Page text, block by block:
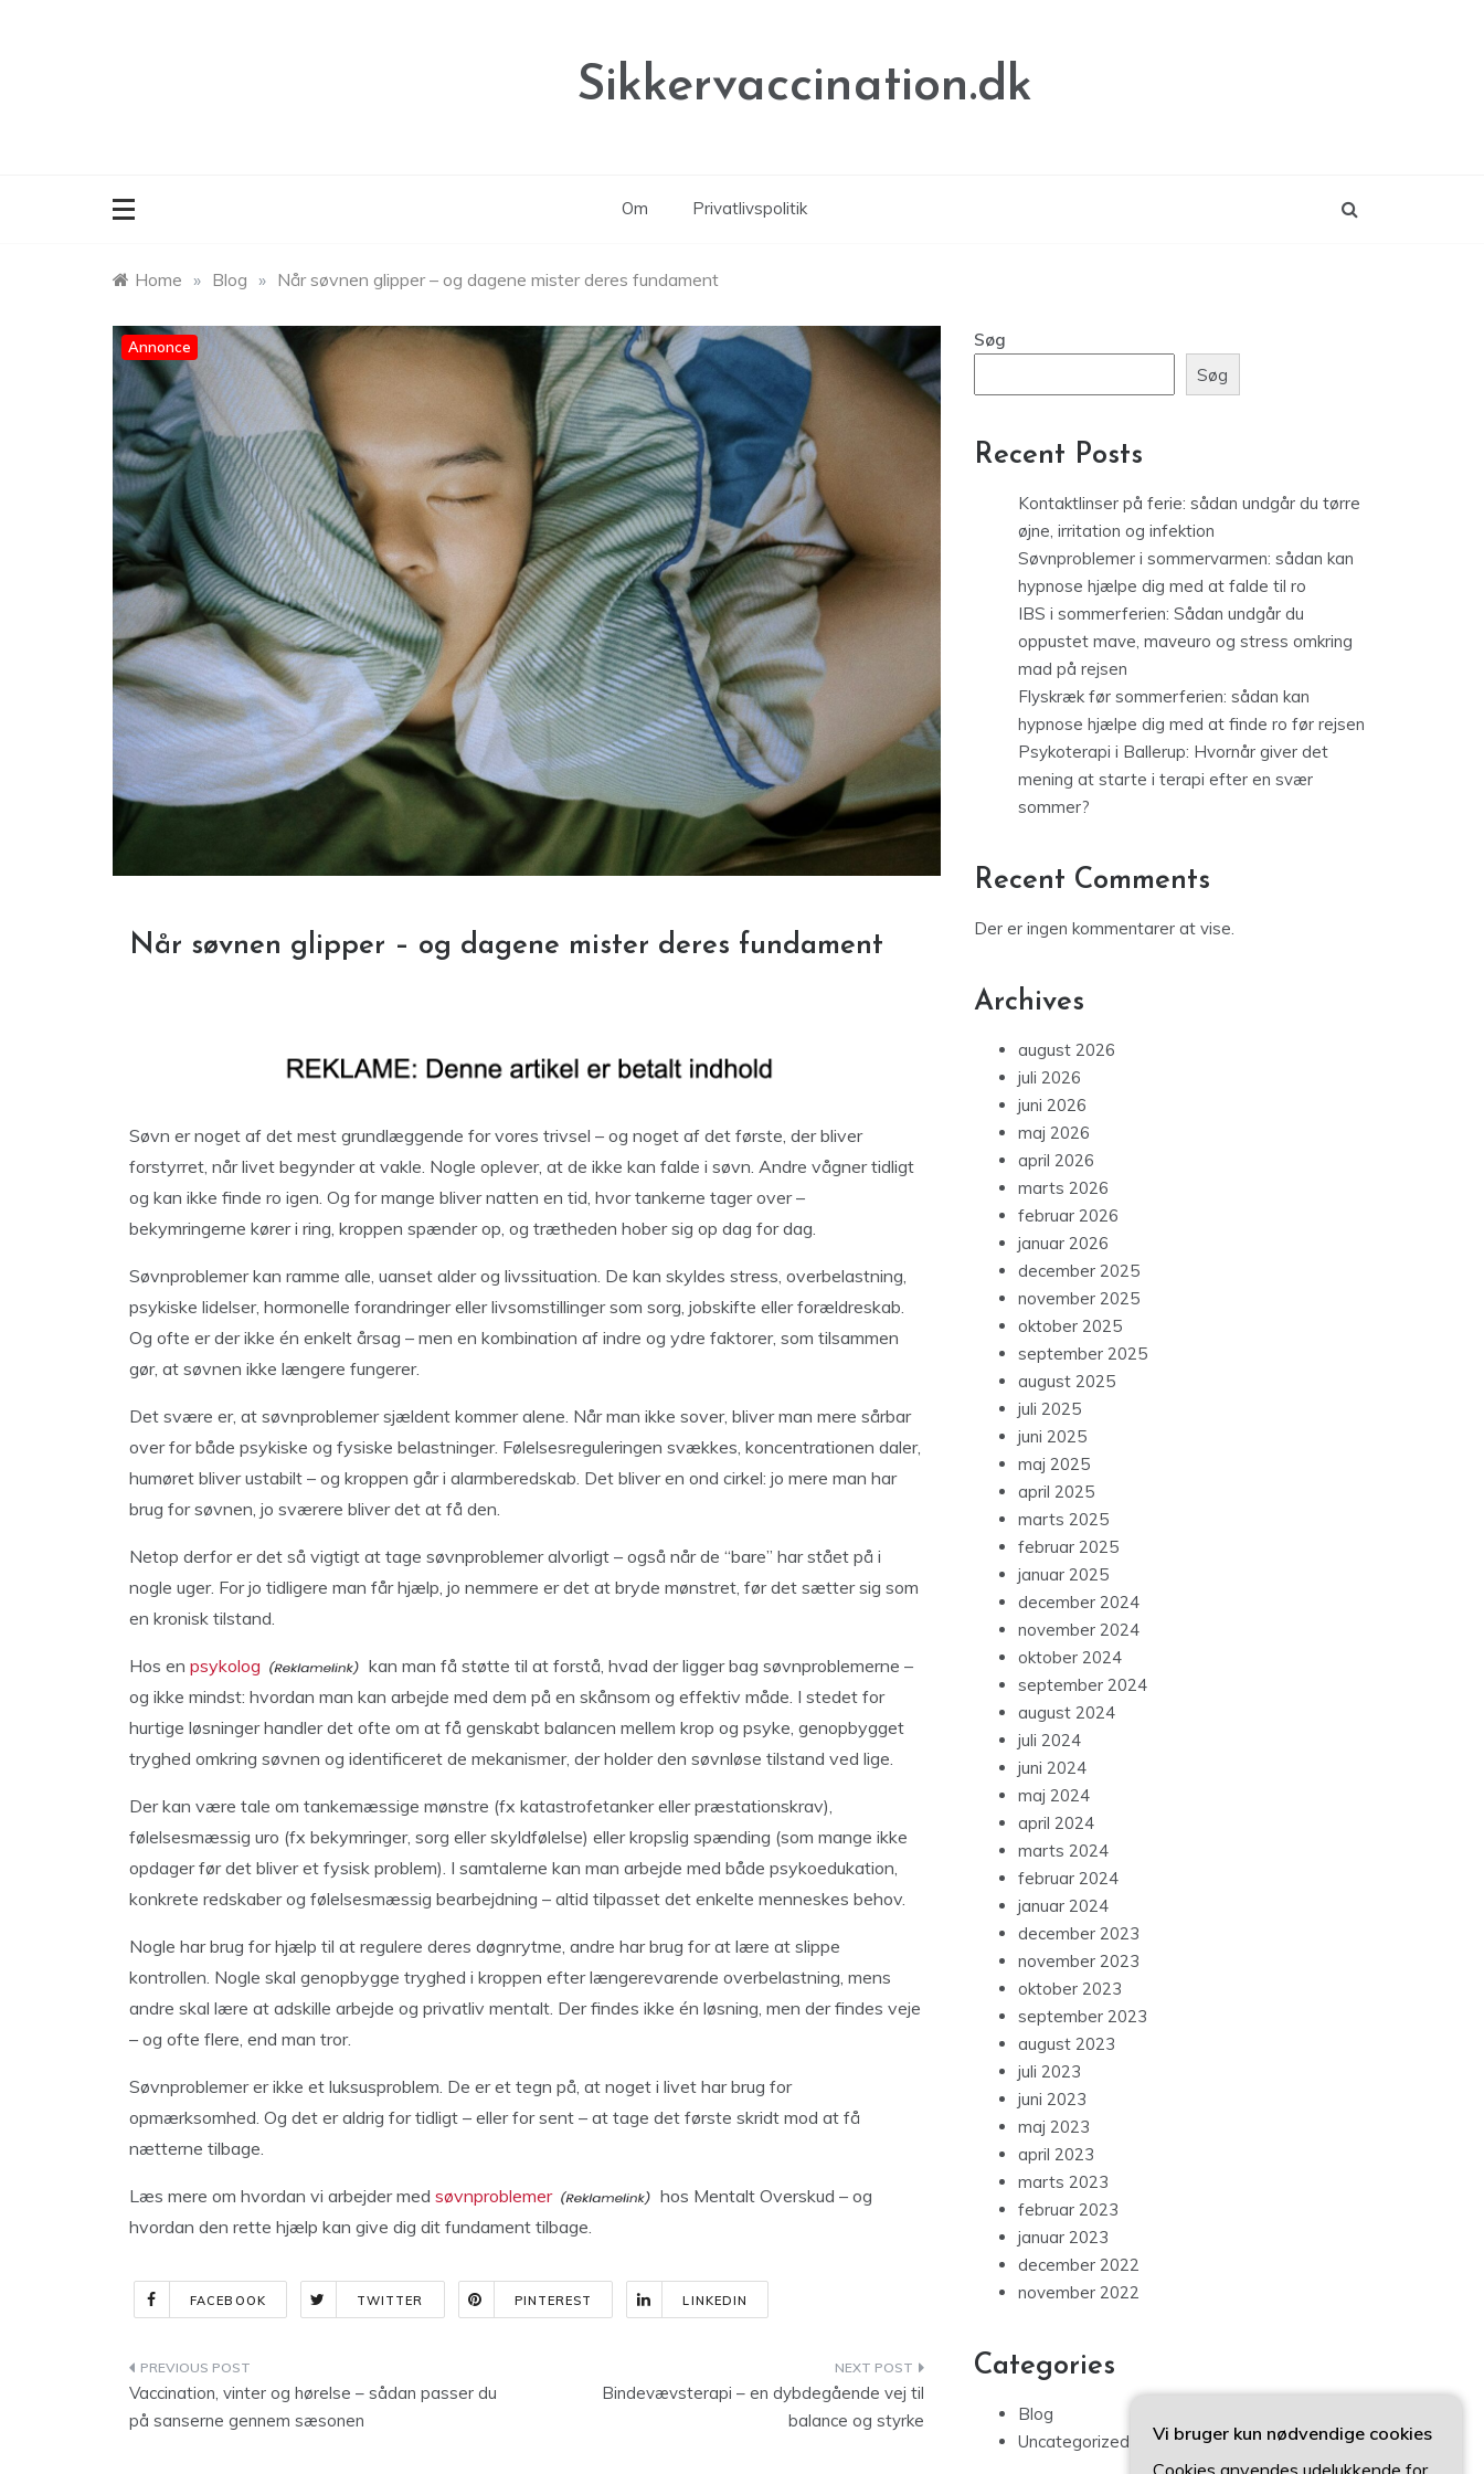
Sikkervaccination.dk
Om Privatlivspolitik
Home » Blog » Når søvnen glipper – og dagene mister deres fundament
Annonce
Når søvnen glipper – og dagene mister deres fundament
Søvn er noget af det mest grundlæggende for vores trivsel – og noget af det første, der bliver
forstyrret, når livet begynder at vakle. Nogle oplever, at de ikke kan falde i søvn. Andre vågner tidligt
og kan ikke finde ro igen. Og for mange bliver natten en tid, hvor tankerne tager over –
bekymringerne kører i ring, kroppen spænder op, og trætheden hober sig op dag for dag.
Søvnproblemer kan ramme alle, uanset alder og livssituation. De kan skyldes stress, overbelastning,
psykiske lidelser, hormonelle forandringer eller livsomstillinger som sorg, jobskifte eller forældreskab.
Og ofte er der ikke én enkelt årsag – men en kombination af indre og ydre faktorer, som tilsammen
gør, at søvnen ikke længere fungerer.
Det svære er, at søvnproblemer sjældent kommer alene. Når man ikke sover, bliver man mere sårbar
over for både psykiske og fysiske belastninger. Følelsesreguleringen svækkes, koncentrationen daler,
humøret bliver ustabilt – og kroppen går i alarmberedskab. Det bliver en ond cirkel: jo mere man har
brug for søvnen, jo sværere bliver det at få den.
Netop derfor er det så vigtigt at tage søvnproblemer alvorligt – også når de “bare” har stået på i
nogle uger. For jo tidligere man får hjælp, jo nemmere er det at bryde mønstret, før det sætter sig som
en kronisk tilstand.
Hos en psykolog
kan man få støtte til at forstå, hvad der ligger bag søvnproblemerne –
og ikke mindst: hvordan man kan arbejde med dem på en skånsom og effektiv måde. I stedet for
hurtige løsninger handler det ofte om at få genskabt balancen mellem krop og psyke, genopbygget
tryghed omkring søvnen og identificeret de mekanismer, der holder den søvnløse tilstand ved lige.
Der kan være tale om tankemæssige mønstre (fx katastrofetanker eller præstationskrav),
følelsesmæssig uro (fx bekymringer, sorg eller skyldfølelse) eller kropslig spænding (som mange ikke
opdager før det bliver et fysisk problem). I samtalerne kan man arbejde med både psykoedukation,
konkrete redskaber og følelsesmæssig bearbejdning – altid tilpasset det enkelte menneskes behov.
Nogle har brug for hjælp til at regulere deres døgnrytme, andre har brug for at lære at slippe
kontrollen. Nogle skal genopbygge tryghed i kroppen efter længerevarende overbelastning, mens
andre skal lære at adskille arbejde og privatliv mentalt. Der findes ikke én løsning, men der findes veje
– og ofte flere, end man tror.
Søvnproblemer er ikke et luksusproblem. De er et tegn på, at noget i livet har brug for
opmærksomhed. Og det er aldrig for tidligt – eller for sent – at tage det første skridt mod at få
nætterne tilbage.
Læs mere om hvordan vi arbejder med søvnproblemer
hos Mentalt Overskud – og
hvordan den rette hjælp kan give dig dit fundament tilbage.
FACEBOOK TWITTER PINTEREST LINKEDIN
Indlægsnavigation
Vaccination, vinter og hørelse – sådan passer du
på sanserne gennem sæsonen
Bindevævsterapi – en dybdegående vej til
balance og styrke
Søg
Søg
Recent Posts
Kontaktlinser på ferie: sådan undgår du tørre
øjne, irritation og infektion
Søvnproblemer i sommervarmen: sådan kan
hypnose hjælpe dig med at falde til ro
IBS i sommerferien: Sådan undgår du
oppustet mave, maveuro og stress omkring
mad på rejsen
Flyskræk før sommerferien: sådan kan
hypnose hjælpe dig med at finde ro før rejsen
Psykoterapi i Ballerup: Hvornår giver det
mening at starte i terapi efter en svær
sommer?
Recent Comments
Der er ingen kommentarer at vise.
Archives
august 2026
juli 2026
juni 2026
maj 2026
april 2026
marts 2026
februar 2026
januar 2026
december 2025
november 2025
oktober 2025
september 2025
august 2025
juli 2025
juni 2025
maj 2025
april 2025
marts 2025
februar 2025
januar 2025
december 2024
november 2024
oktober 2024
september 2024
august 2024
juli 2024
juni 2024
maj 2024
april 2024
marts 2024
februar 2024
januar 2024
december 2023
november 2023
oktober 2023
september 2023
august 2023
juli 2023
juni 2023
maj 2023
april 2023
marts 2023
februar 2023
januar 2023
december 2022
november 2022
Categories
Blog
Uncategorized
Vi bruger kun nødvendige cookies
Cookies anvendes udelukkende for